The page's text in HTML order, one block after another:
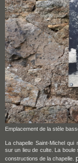
Emplacement de la stèle
La chapelle Saint-Michel
sur un lieu de culte. La
constructions de la chapelle.